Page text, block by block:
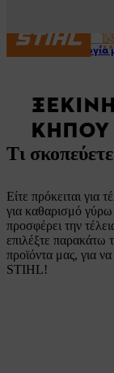
Τεχνολογία
ΚΉΠΟΥ
Τι
Είτε πρόκειται για
για καθαρισμό
προσφέρει την
επιλέξτε παρακάτω
προϊόντα μας, για
STIHL!